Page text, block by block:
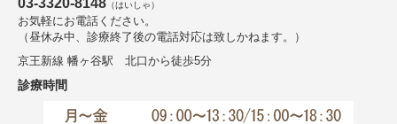
03-3320-8148 （はいしゃ）
お気軽にお電話ください。
（昼休み中、診療終了後の電話対応は致しかねます。）
京王新線 幡ヶ谷駅 北口から徒歩5分
診療時間